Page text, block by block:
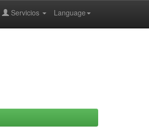
Language
Servicios